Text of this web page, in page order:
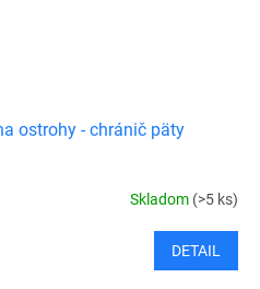
ostrohy - chránič päty
Skladom (>5 ks)
DETAIL